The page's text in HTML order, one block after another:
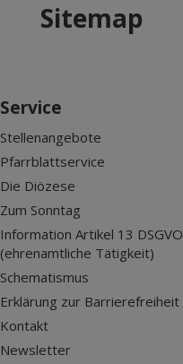
Sitemap
Service
Stellenangebote
Pfarrblattservice
Die Diözese
Zum Sonntag
Information Artikel 13 DSGVO
(ehrenamtliche Tätigkeit)
Schematismus
Erklärung zur Barrierefreiheit
Kontakt
Newsletter